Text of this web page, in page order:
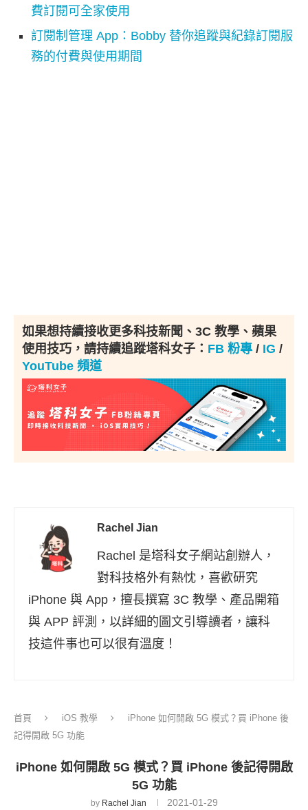
費訂閱可全家使用
訂閱制管理 App：Bobby 替你追蹤與紀錄訂閱服
務的付費與使用期間
如果想持續接收更多科技新聞、3C 教學、蘋果
使用技巧，請持續追蹤塔科女子： FB 粉專 / IG /
YouTube 頻道
Rachel Jian
Rachel 是塔科女子網站創辦人，
對科技格外有熱忱，喜歡研究
iPhone 與 App，擅長撰寫 3C 教學、產品開箱
與 APP 評測，以詳細的圖文引導讀者，讓科
技這件事也可以很有溫度！
首頁 iOS 教學
iPhone 如何開啟 5G 模式？買 iPhone 後
記得開啟 5G 功能
iPhone 如何開啟 5G 模式？買 iPhone 後記得開啟
5G 功能
by Rachel Jian 2021-01-29